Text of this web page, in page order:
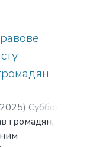
Акцент
Кодексу
які
за
соціального
та
Автор
2025) Суббот
громадян,